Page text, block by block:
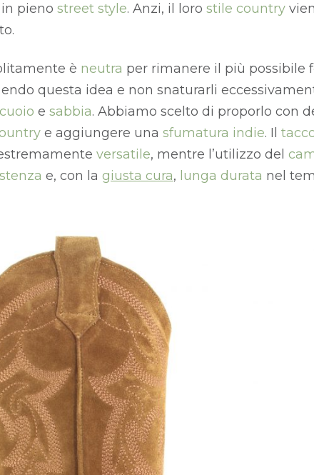
in pieno street style. Anzi, il loro stile country
è neutra per rimanere il più possibile
questa idea e non snaturarli
cuoio e sabbia. Abbiamo scelto di proporlo con
e aggiungere una sfumatura indie. Il
versatile, mentre l’utilizzo del
e, con la giusta cura, lunga durata nel